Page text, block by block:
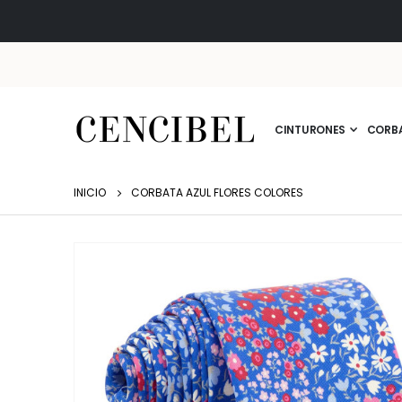
CINTURONES
INICIO CORBATA AZUL FLORES COLORES
galería